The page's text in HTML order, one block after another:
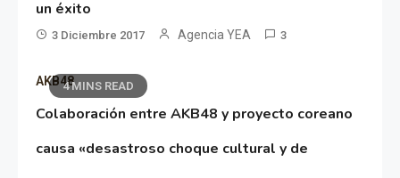
un éxito
3 Diciembre 2017 Agencia YEA 3
4 MINS READ
AKB48
Colaboración entre AKB48 y proyecto coreano
causa «desastroso choque cultural y de